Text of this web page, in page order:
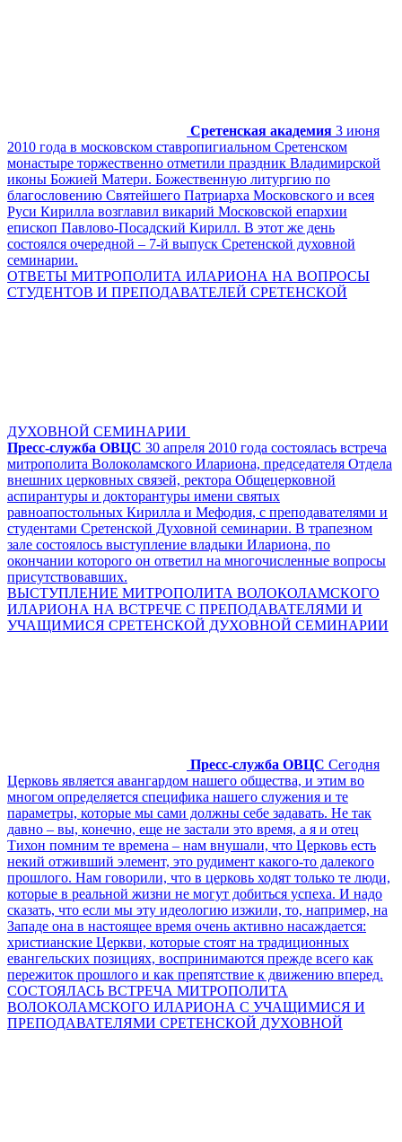
Сретенская академия 3 июня
2010 года в московском ставропигиальном Сретенском
монастыре торжественно отметили праздник Владимирской
иконы Божией Матери. Божественную литургию по
благословению Святейшего Патриарха Московского и всея
Руси Кирилла возглавил викарий Московской епархии
епископ Павлово-Посадский Кирилл. В этот же день
состоялся очередной – 7-й выпуск Сретенской духовной
семинарии.
ОТВЕТЫ МИТРОПОЛИТА ИЛАРИОНА НА ВОПРОСЫ
СТУДЕНТОВ И ПРЕПОДАВАТЕЛЕЙ СРЕТЕНСКОЙ
ДУХОВНОЙ СЕМИНАРИИ
Пресс-служба ОВЦС 30 апреля 2010 года состоялась встреча
митрополита Волоколамского Илариона, председателя Отдела
внешних церковных связей, ректора Общецерковной
аспирантуры и докторантуры имени святых
равноапостольных Кирилла и Мефодия, с преподавателями и
студентами Сретенской Духовной семинарии. В трапезном
зале состоялось выступление владыки Илариона, по
окончании которого он ответил на многочисленные вопросы
присутствовавших.
ВЫСТУПЛЕНИЕ МИТРОПОЛИТА ВОЛОКОЛАМСКОГО
ИЛАРИОНА НА ВСТРЕЧЕ С ПРЕПОДАВАТЕЛЯМИ И
УЧАЩИМИСЯ СРЕТЕНСКОЙ ДУХОВНОЙ СЕМИНАРИИ
Пресс-служба ОВЦС Сегодня
Церковь является авангардом нашего общества, и этим во
многом определяется специфика нашего служения и те
параметры, которые мы сами должны себе задавать. Не так
давно – вы, конечно, еще не застали это время, а я и отец
Тихон помним те времена – нам внушали, что Церковь есть
некий отживший элемент, это рудимент какого-то далекого
прошлого. Нам говорили, что в церковь ходят только те люди,
которые в реальной жизни не могут добиться успеха. И надо
сказать, что если мы эту идеологию изжили, то, например, на
Западе она в настоящее время очень активно насаждается:
христианские Церкви, которые стоят на традиционных
евангельских позициях, воспринимаются прежде всего как
пережиток прошлого и как препятствие к движению вперед.
СОСТОЯЛАСЬ ВСТРЕЧА МИТРОПОЛИТА
ВОЛОКОЛАМСКОГО ИЛАРИОНА С УЧАЩИМИСЯ И
ПРЕПОДАВАТЕЛЯМИ СРЕТЕНСКОЙ ДУХОВНОЙ